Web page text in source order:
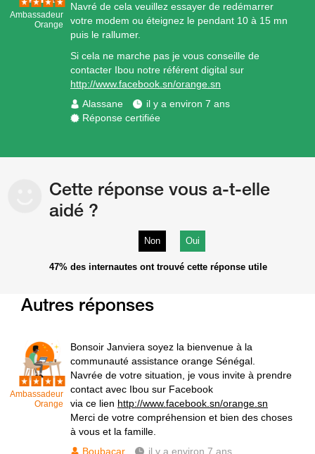
Ambassadeur
Orange
Navré de cela veuillez essayer de redémarrer
votre modem ou éteignez le pendant 10 à 15 mn
puis le rallumer.
Si cela ne marche pas je vous conseille de
contacter Ibou notre référent digital sur
http://www.facebook.sn/orange.sn
Alassane
il y a environ 7 ans
Réponse certifiée
Cette réponse vous a-t-elle
aidé ?
Non Oui
47% des internautes ont trouvé cette réponse utile
Autres réponses
Ambassadeur
Orange
Bonsoir Janviera soyez la bienvenue à la
communauté assistance orange Sénégal.
Navrée de votre situation, je vous invite à prendre
contact avec Ibou sur Facebook
via ce lien http://www.facebook.sn/orange.sn
Merci de votre compréhension et bien des choses
à vous et la famille.
Boubacar
il y a environ 7 ans